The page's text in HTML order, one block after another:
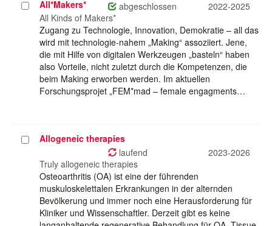
Projekt
auswählen
All*Makers* abgeschlossen
2022-2025
All Kinds of Makers*
Zugang zu Technologie, Innovation, Demokratie – all das
wird mit technologie-nahem „Making“ assoziiert. Jene,
die mit Hilfe von digitalen Werkzeugen „basteln“ haben
also Vorteile, nicht zuletzt durch die Kompetenzen, die
beim Making erworben werden. Im aktuellen
Forschungsprojet „FEM*mad – female engagments…
ProjektAllogeneic therapies
laufend
2023-2026
Truly allogeneic therapies
Osteoarthritis (OA) ist eine der führenden
muskuloskelettalen Erkrankungen in der alternden
Bevölkerung und immer noch eine Herausforderung für
Kliniker und Wissenschaftler. Derzeit gibt es keine